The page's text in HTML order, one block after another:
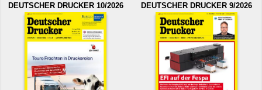
DEUTSCHER DRUCKER 10/2026 DEUTSCHER DRUCKER 9/2026